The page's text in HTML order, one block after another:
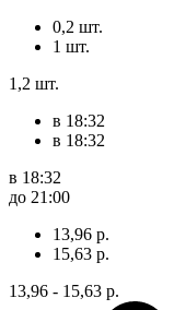
0,2 шт.
1 шт.
1,2 шт.
в 18:32
в 18:32
в 18:32
до 21:00
13,96 р.
15,63 р.
13,96 - 15,63 р.